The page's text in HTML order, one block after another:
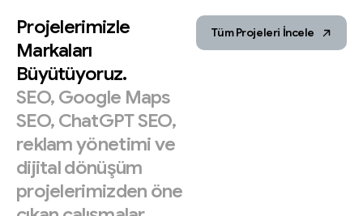
Projelerimizle
Markaları
Büyütüyoruz.
SEO, Google Maps
SEO, ChatGPTSEO,
reklamyönetimive
dijitaldönüşüm
projelerimizden öne
Tüm Projeleri İncele